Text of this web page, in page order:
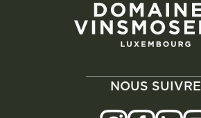
NOUS SUIVRE